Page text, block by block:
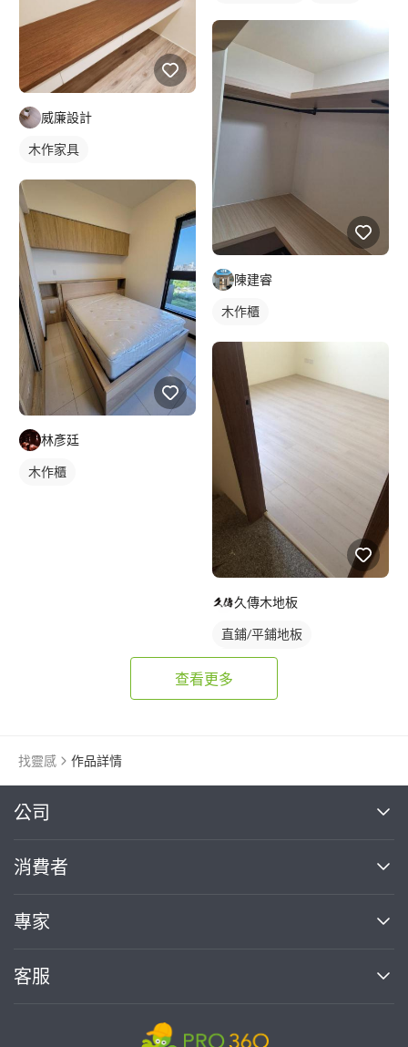
威廉設計
木作家具
林彥廷
木作櫃
陳建睿
木作櫃
久傳木地板
直鋪/平鋪地板
塑膠地板成品
查看更多
找靈感 作品詳情
公司
關於我們
部落格
加入我們
消費者
買服務
熱門服務
專家
案件中心
客服
繼續完成